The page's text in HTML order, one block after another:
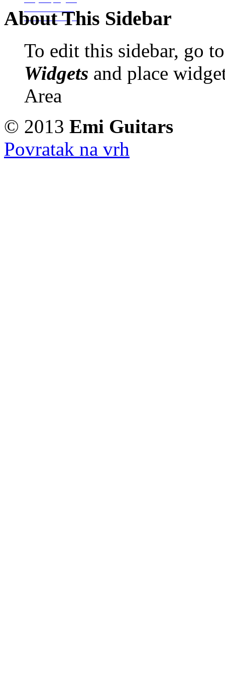
Izrada Binding-a
About This Sidebar
To edit this sidebar, go
Widgets and place
Area
© 2013 Emi Guitars
Povratak na vrh